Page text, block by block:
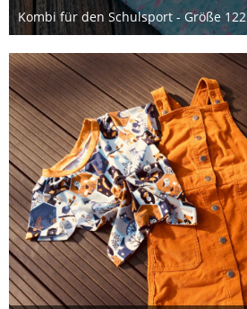
Kombi für den Schulsport - Größe 122
6. Oktober 2020